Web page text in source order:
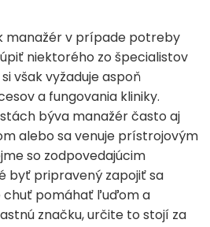
manažér v prípade potreby
niektorého zo špecialistov
však vyžaduje aspoň
a fungovania kliniky.
býva manažér často aj
alebo sa venuje prístrojovým
so zodpovedajúcim
byť pripravený zapojiť sa
chuť pomáhať ľuďom a
značku, určite to stojí za